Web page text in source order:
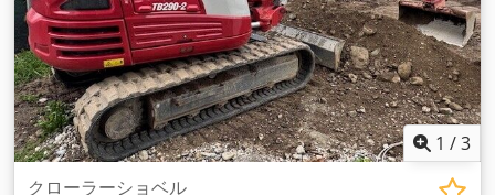
1 /3
クローラーショベル